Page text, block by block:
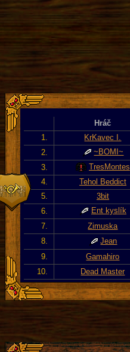
Hráč
1.
KrKavec I.
2.
~BOMI~
3.
TresMontes
4.
Tehol Beddict
5.
3bit
6.
Ent kyslík
7.
Zimuska
8.
Jean
9.
Gamahiro
10.
Dead Master